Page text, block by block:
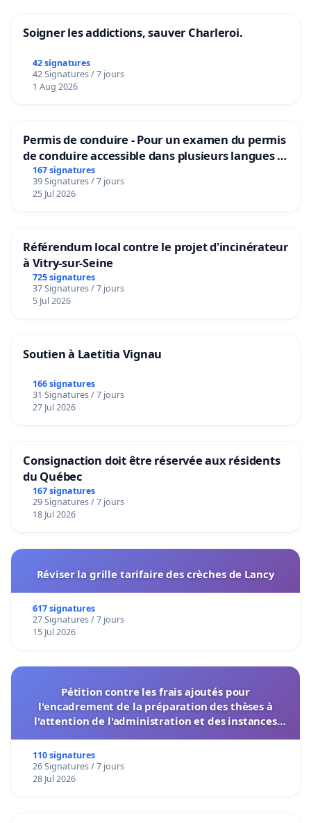
Soigner les addictions, sauver Charleroi.
42 signatures
42 Signatures / 7 jours
1 Aug 2026
Permis de conduire - Pour un examen du permis
de conduire accessible dans plusieurs langues à
Bruxelles
167 signatures
39 Signatures / 7 jours
25 Jul 2026
Référendum local contre le projet d'incinérateur
à Vitry-sur-Seine
725 signatures
37 Signatures / 7 jours
5 Jul 2026
Soutien à Laetitia Vignau
166 signatures
31 Signatures / 7 jours
27 Jul 2026
Consignaction doit être réservée aux résidents
du Québec
167 signatures
29 Signatures / 7 jours
18 Jul 2026
Réviser la grille tarifaire des crèches de Lancy
617 signatures
27 Signatures / 7 jours
15 Jul 2026
Pétition contre les frais ajoutés pour
l'encadrement de la préparation des thèses à
l'attention de l'administration et des instances
110 signatures
26 Signatures / 7 jours
28 Jul 2026